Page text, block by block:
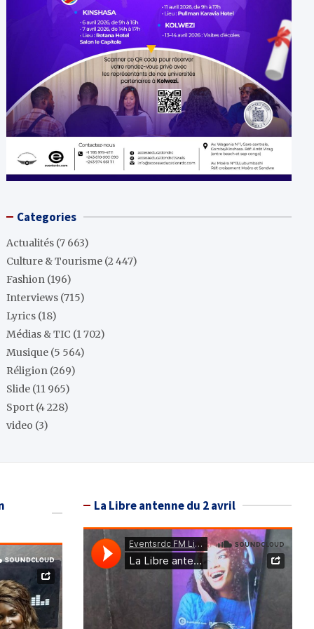
Categories
Actualités (7 663)
Culture & Tourisme (2 447)
Fashion (196)
Interviews (715)
Lyrics (18)
Médias & TIC (1 702)
Musique (5 564)
Réligion (269)
Slide (11 965)
Sport (4 228)
video (3)
La Libre antenne du 2 avril